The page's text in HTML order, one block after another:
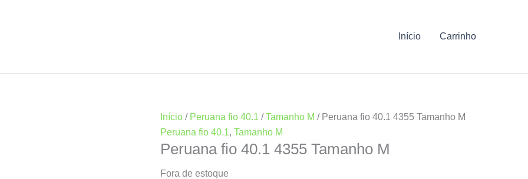
Início Carrinho
Início / Peruana fio 40.1 /Tamanho M / Peruana fio 40.1 4355 Tamanho M
Peruana fio 40.1, Tamanho M
Peruana fio 40.1 4355 Tamanho M
Fora de estoque